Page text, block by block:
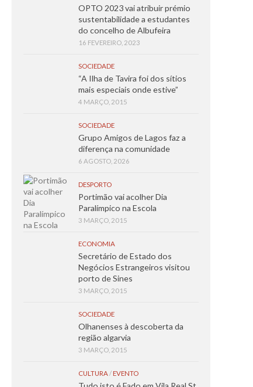
OPTO 2023 vai atribuir prémio
sustentabilidade a estudantes
do concelho de Albufeira
16 FEVEREIRO, 2023
SOCIEDADE
“A Ilha de Tavira foi dos sítios
mais especiais onde estive”
4 MARÇO, 2015
SOCIEDADE
Grupo Amigos de Lagos faz a
diferença na comunidade
6 AGOSTO, 2026
DESPORTO
Portimão vai acolher Dia
Paralímpico na Escola
3 MARÇO, 2015
ECONOMIA
Secretário de Estado dos
Negócios Estrangeiros visitou
porto de Sines
3 MARÇO, 2015
SOCIEDADE
Olhanenses à descoberta da
região algarvia
3 MARÇO, 2015
CULTURA/ EVENTO